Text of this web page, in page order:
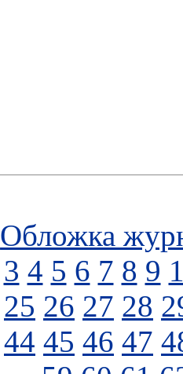
Обложка
3 4 5 6 7 8 9
25 26 27 28
44 45 46 47